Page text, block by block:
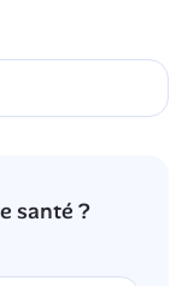
santé ?